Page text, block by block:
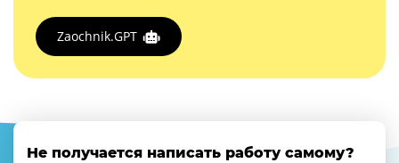
Zaochnik.GPT
Не получается написать работу самому?